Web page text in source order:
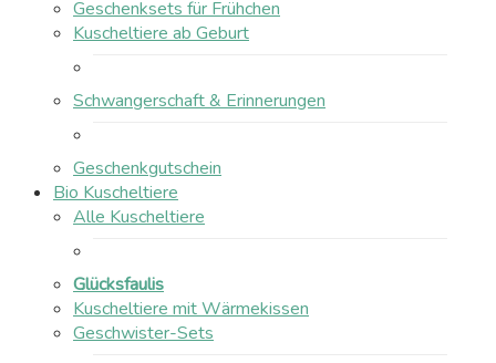
Geschenksets für Frühchen
Kuscheltiere ab Geburt
Schwangerschaft & Erinnerungen
Geschenkgutschein
Bio Kuscheltiere
Alle Kuscheltiere
Glücksfaulis
Kuscheltiere mit Wärmekissen
Geschwister-Sets